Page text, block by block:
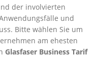
der involvierten
und
Bitte wählen Sie um
am ehesten
Glasfaser Business Tarif